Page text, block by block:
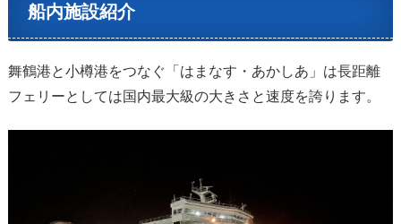
船内施設紹介
舞鶴港と小樽港をつなぐ「はまなす・あかしあ」は長距離
フェリーとしては国内最大級の大きさと速度を誇ります。